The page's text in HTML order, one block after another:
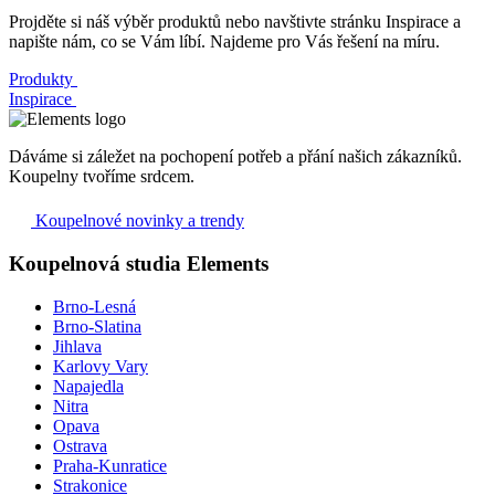
Projděte si náš výběr produktů nebo navštivte stránku Inspirace a
napište nám, co se Vám líbí. Najdeme pro Vás řešení na míru.
Produkty
Inspirace
Dáváme si záležet na pochopení potřeb a přání našich zákazníků.
Koupelny tvoříme srdcem.
Koupelnové novinky a trendy
Koupelnová studia Elements
Brno-Lesná
Brno-Slatina
Jihlava
Karlovy Vary
Napajedla
Nitra
Opava
Ostrava
Praha-Kunratice
Strakonice